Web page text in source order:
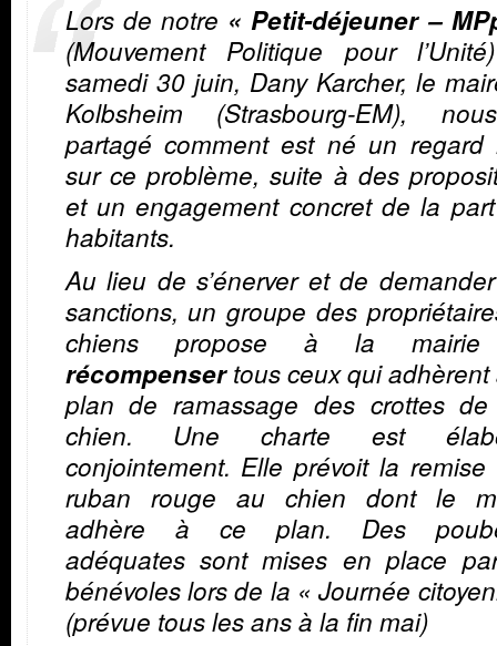
Lors de notre « Petit-déjeuner –
(Mouvement Politique pour
samedi 30 juin, Dany Karcher, le
Kolbsheim (Strasbourg-EM),
partagé comment est né un regard
sur ce problème, suite à des
et un engagement concret de la
habitants.
Au lieu de s’énerver et de
sanctions, un groupe des
chiens propose à la
récompensertous ceux qui adhèrent
plan de ramassage des crottes
chien. Une charte est
conjointement. Elle prévoit la remise
ruban rouge au chien dont le
adhère à ce plan. Des
adéquates sont mises en place
bénévoles lors de la « Journée
(prévue tous les ans à la fin mai)